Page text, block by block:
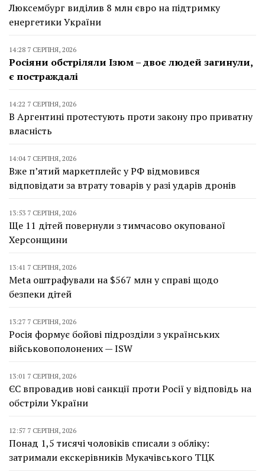
Люксембург виділив 8 млн євро на підтримку
енергетики України
14:28 7 СЕРПНЯ, 2026
Росіяни обстріляли Ізюм – двоє людей загинули,
є постраждалі
14:22 7 СЕРПНЯ, 2026
В Аргентині протестують проти закону про приватну
власність
14:04 7 СЕРПНЯ, 2026
Вже п’ятий маркетплейс у РФ відмовився
відповідати за втрату товарів у разі ударів дронів
13:53 7 СЕРПНЯ, 2026
Ще 11 дітей повернули з тимчасово окупованої
Херсонщини
13:41 7 СЕРПНЯ, 2026
Meta оштрафували на $567 млн у справі щодо
безпеки дітей
13:27 7 СЕРПНЯ, 2026
Росія формує бойові підрозділи з українських
військовополонених — ISW
13:01 7 СЕРПНЯ, 2026
ЄС впровадив нові санкції проти Росії у відповідь на
обстріли України
12:57 7 СЕРПНЯ, 2026
Понад 1,5 тисячі чоловіків списали з обліку:
затримали екскерівників Мукачівського ТЦК